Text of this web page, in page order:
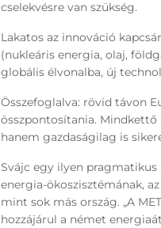
cselekvésre van szükség.
Lakatos az innováció
(nukleáris energia, olaj,
globális élvonalba, új
Összefoglalva: rövid távon
összpontosítania.
hanem gazdaságilag is
Svájc egy ilyen pragmatikus
energia-ökoszisztémának,
mint sok más ország. „A
hozzájárul a német